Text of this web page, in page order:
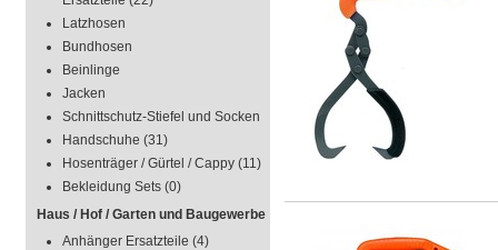
Latzhosen
Bundhosen
Beinlinge
Jacken
Schnittschutz-Stiefel und Socken
Handschuhe (31)
Hosenträger / Gürtel / Cappy (11)
Bekleidung Sets (0)
Haus / Hof / Garten und Baugewerbe
Anhänger Ersatzteile (4)